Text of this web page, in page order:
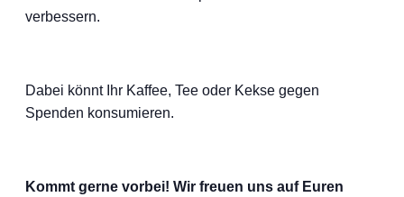
verbessern.
Dabei könnt Ihr Kaffee, Tee oder Kekse gegen
Spenden konsumieren.
Kommt gerne vorbei! Wir freuen uns auf Euren